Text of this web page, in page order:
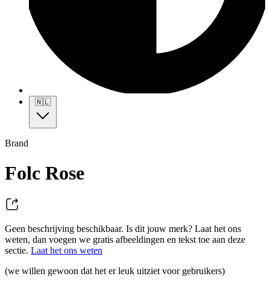
🇳🇱
Brand
Folc Rose
Geen beschrijving beschikbaar. Is dit jouw merk? Laat het ons
weten, dan voegen we gratis afbeeldingen en tekst toe aan deze
sectie. Laat het ons weten
(we willen gewoon dat het er leuk uitziet voor gebruikers)